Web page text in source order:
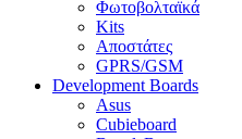
Φωτοβολταϊκά
Kits
Αποστάτες
GPRS/GSM
Development Boards
Asus
Cubieboard